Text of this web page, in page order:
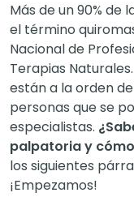
Más de un 90% de
el término
Nacional de
Terapias
están a la orden
personas que se
especialistas.
palpatoria y
los siguientes
¡Empezamos!